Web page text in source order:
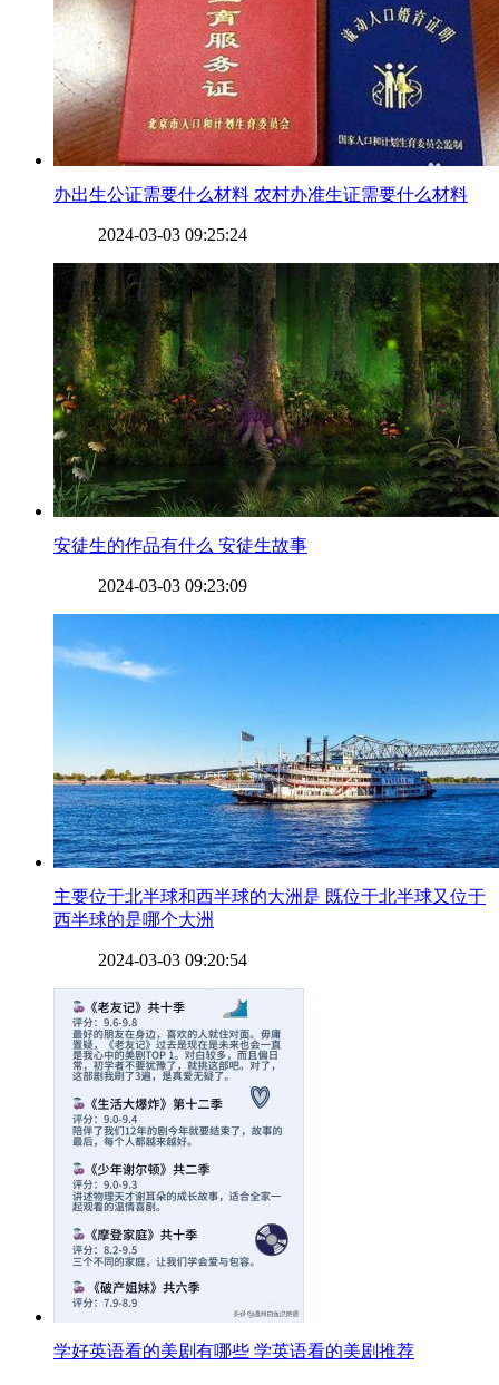
​办出生公证需要什么材料 农村办准生证需要什么材料
2024-03-03 09:25:24
​安徒生的作品有什么 安徒生故事
2024-03-03 09:23:09
​主要位于北半球和西半球的大洲是 既位于北半球又位于
西半球的是哪个大洲
2024-03-03 09:20:54
​学好英语看的美剧有哪些 学英语看的美剧推荐